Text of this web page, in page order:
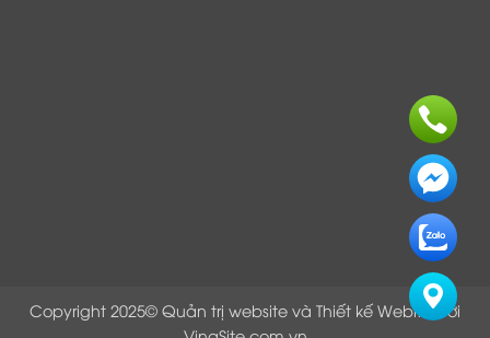
Copyright 2025© Quản trị website và Thiết kế Webite bởi